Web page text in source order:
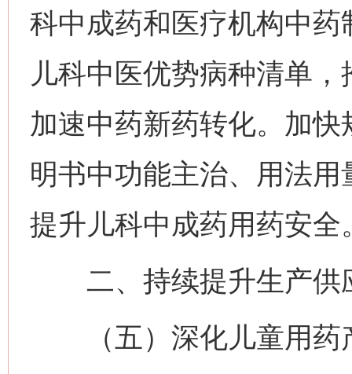
科中成药和医疗机构中
儿科中医优势病种清单
加速中药新药转化。加
明书中功能主治、用法
提升儿科中成药用药安全
二、持续提升生产供
（五）深化儿童用药